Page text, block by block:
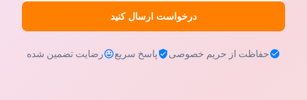
درخواست ارسال کنید
حفاظت از حریم خصوصی پاسخ سریع رضایت تضمین شده